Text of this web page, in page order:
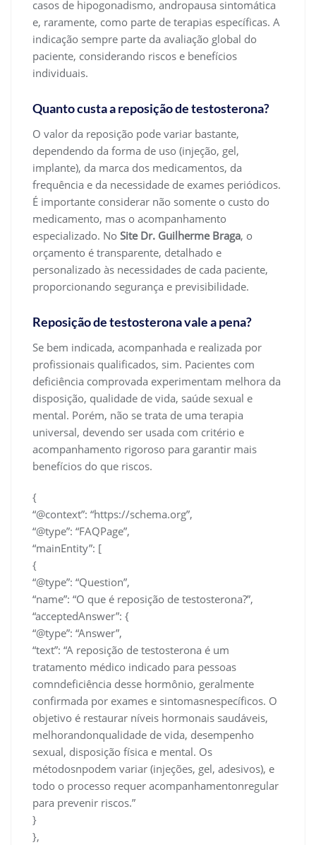
casos de hipogonadismo, andropausa sintomática
e, raramente, como parte de terapias específicas. A
indicação sempre parte da avaliação global do
paciente, considerando riscos e benefícios
individuais.
Quanto custa a reposição de testosterona?
O valor da reposição pode variar bastante,
dependendo da forma de uso (injeção, gel,
implante), da marca dos medicamentos, da
frequência e da necessidade de exames periódicos.
É importante considerar não somente o custo do
medicamento, mas o acompanhamento
especializado. No Site Dr. Guilherme Braga, o
orçamento é transparente, detalhado e
personalizado às necessidades de cada paciente,
proporcionando segurança e previsibilidade.
Reposição de testosterona vale a pena?
Se bem indicada, acompanhada e realizada por
profissionais qualificados, sim. Pacientes com
deficiência comprovada experimentam melhora da
disposição, qualidade de vida, saúde sexual e
mental. Porém, não se trata de uma terapia
universal, devendo ser usada com critério e
acompanhamento rigoroso para garantir mais
benefícios do que riscos.
{
“@context”: “https://schema.org”,
“@type”: “FAQPage”,
“mainEntity”: [
{
“@type”: “Question”,
“name”: “O que é reposição de testosterona?”,
“acceptedAnswer”: {
“@type”: “Answer”,
“text”: “A reposição de testosterona é um
tratamento médico indicado para pessoas
comndeficiência desse hormônio, geralmente
confirmada por exames e sintomasnespecíficos. O
objetivo é restaurar níveis hormonais saudáveis,
melhorandonqualidade de vida, desempenho
sexual, disposição física e mental. Os
métodosnpodem variar (injeções, gel, adesivos), e
todo o processo requer acompanhamentonregular
para prevenir riscos.”
}
},